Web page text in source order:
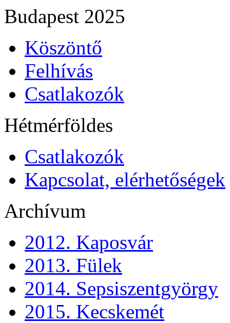
Budapest 2025
Köszöntő
Felhívás
Csatlakozók
Hétmérföldes
Csatlakozók
Kapcsolat, elérhetőségek
Archívum
2012. Kaposvár
2013. Fülek
2014. Sepsiszentgyörgy
2015. Kecskemét